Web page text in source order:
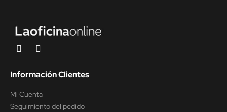
Información Clientes
Mi Cuenta
Seguimiento del pedido